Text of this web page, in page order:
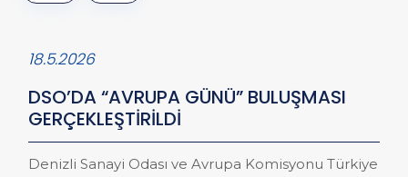
18.5.2026
DSO’DA “AVRUPA GÜNÜ” BULUŞMASI
GERÇEKLEŞTİRİLDİ
Denizli Sanayi Odası ve Avrupa Komisyonu Türkiye